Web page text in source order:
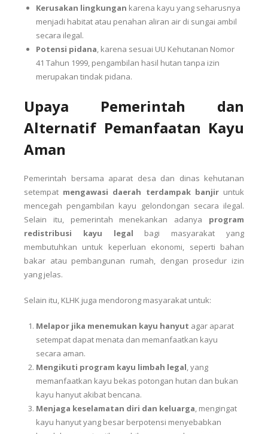
Kerusakan lingkungan karena kayu yang seharusnya
menjadi habitat atau penahan aliran air di sungai ambil
secara ilegal.
Potensi pidana, karena sesuai UU Kehutanan Nomor
41 Tahun 1999, pengambilan hasil hutan tanpa izin
merupakan tindak pidana.
Upaya Pemerintah dan
Alternatif Pemanfaatan Kayu
Aman
Pemerintah bersama aparat desa dan dinas kehutanan
setempat mengawasi daerah terdampak banjiruntuk
mencegah pengambilan kayu gelondongan secara ilegal.
Selain itu, pemerintah menekankan adanya program
redistribusi kayu legal bagi masyarakat yang
membutuhkan untuk keperluan ekonomi, seperti bahan
bakar atau pembangunan rumah, dengan prosedur izin
yang jelas.
Selain itu, KLHK juga mendorong masyarakat untuk:
Melapor jika menemukan kayu hanyut agar aparat
setempat dapat menata dan memanfaatkan kayu
secara aman.
Mengikuti program kayu limbah legal, yang
memanfaatkan kayu bekas potongan hutan dan bukan
kayu hanyut akibat bencana.
Menjaga keselamatan diri dan keluarga, mengingat
kayu hanyut yang besar berpotensi menyebabkan